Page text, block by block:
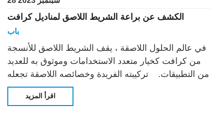
الكشف عن براعة الشريط اللاصق لمناديل كرافت
باب
في عالم الحلول اللاصقة ، يقف الشريط اللاصق للأنسجة
من كرافت كخيار متعدد الاستخدامات وموثوق به للعديد
من التطبيقات. تركيبته الفريدة وخصائصه اللاصقة تجعله
لا يقدر بثمن
اقرأ المزيد